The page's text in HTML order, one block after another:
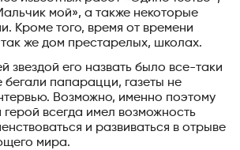
мой», а также некоторые
Кроме того, время от времени
же дом престарелых, школах.
звездой его назвать было все-таки
папарацци, газеты не
Возможно, именно поэтому
всегда имел возможность
и развиваться в отрыве
мира.